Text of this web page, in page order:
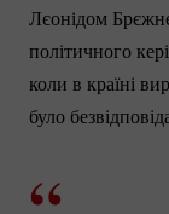
Лєонідом
політичного
коли в країні
було